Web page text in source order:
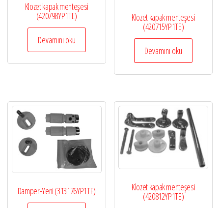
Klozet kapak menteşesi
(420798YP1TE)
Devamını oku
Klozet kapak menteşesi
(420715YP1TE)
Devamını oku
Damper-Yeni (313176YP1TE) Klozet kapak menteşesi
(420812YP1TE)